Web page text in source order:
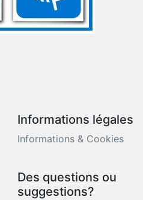
Informations légales
Informations & Cookies
Des questions ou
suggestions?